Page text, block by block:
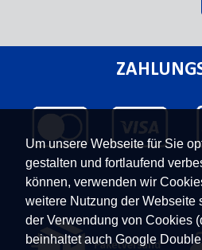
Um unsere Webseite für Sie
gestalten und fortlaufend
können, verwenden wir
weitere Nutzung der Webseite
der Verwendung von Cookies
beinhaltet auch Google